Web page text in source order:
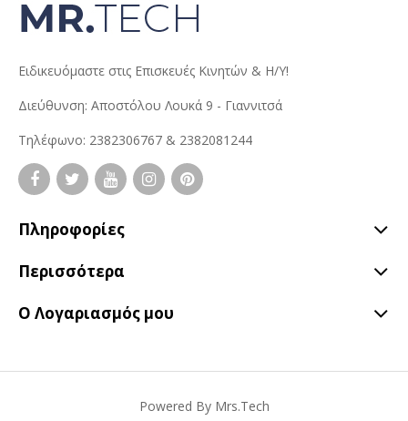
Ειδικευόμαστε στις Επισκευές Κινητών & Η/Υ!
Διεύθυνση: Αποστόλου Λουκά 9 - Γιαννιτσά
Τηλέφωνο: 2382306767 & 2382081244
Πληροφορίες
Περισσότερα
Ο Λογαριασμός μου
Powered By Mrs.Tech